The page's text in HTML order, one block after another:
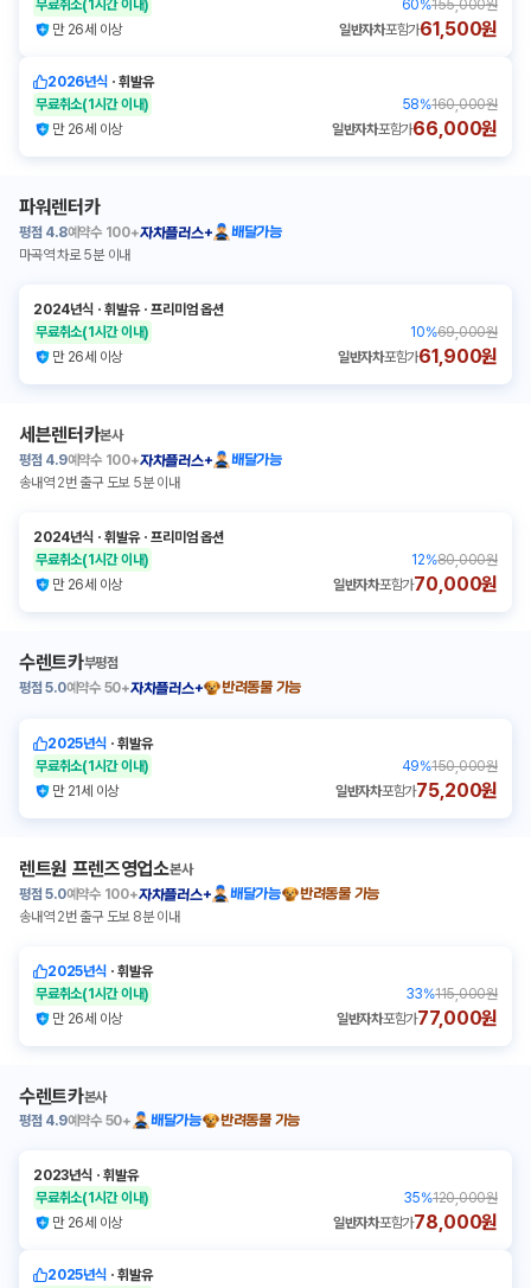
무료취소(1시간 이내) 60%155,000원
만 26세 이상
일반자차포함가61,500원
2026년식 ㆍ휘발유
무료취소(1시간 이내) 58%160,000원
만 26세 이상
일반자차포함가66,000원
파워렌터카
평점 4.8예약수 100+자차플러스+
배달가능
마곡역 차로 5분 이내
2024년식 ㆍ휘발유ㆍ프리미엄 옵션
무료취소(1시간 이내) 10%69,000원
만 26세 이상
일반자차포함가61,900원
세븐렌터카본사
평점 4.9예약수 100+자차플러스+
배달가능
송내역 2번 출구 도보 5분 이내
2024년식 ㆍ휘발유ㆍ프리미엄 옵션
무료취소(1시간 이내) 12%80,000원
만 26세 이상
일반자차포함가70,000원
수렌트카부평점
평점 5.0예약수 50+자차플러스+ 반려동물 가능
2025년식 ㆍ휘발유
무료취소(1시간 이내) 49%150,000원
만 21세 이상
일반자차포함가75,200원
렌트원 프렌즈영업소본사
평점 5.0예약수 100+자차플러스+ 배달가능
반려동물 가능
송내역 2번 출구 도보 8분 이내
2025년식 ㆍ휘발유
무료취소(1시간 이내) 33%115,000원
만 26세 이상
일반자차포함가77,000원
수렌트카본사
평점 4.9예약수 50+ 배달가능 반려동물 가능
2023년식 ㆍ휘발유
무료취소(1시간 이내) 35%120,000원
만 26세 이상
일반자차포함가78,000원
2025년식 ㆍ휘발유